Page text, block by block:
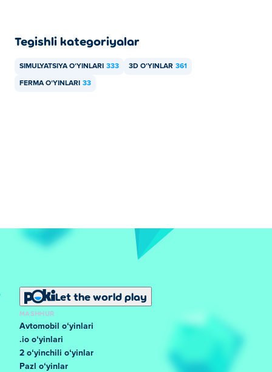
Tegishli kategoriyalar
SIMULYATSIYA OʻYINLARI 333 3D OʻYINLAR 361
FERMA OʻYINLARI 33
Let the world play
MASHHUR
Avtomobil oʻyinlari
.io oʻyinlari
2 oʻyinchili oʻyinlar
Pazl oʻyinlar